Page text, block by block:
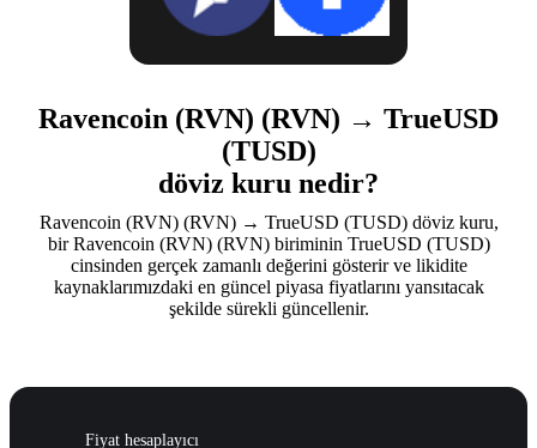
Ravencoin (RVN) (RVN) → TrueUSD
(TUSD)
döviz kuru nedir?
Ravencoin (RVN) (RVN) → TrueUSD (TUSD) döviz kuru,
bir Ravencoin (RVN) (RVN) biriminin TrueUSD (TUSD)
cinsinden gerçek zamanlı değerini gösterir ve likidite
kaynaklarımızdaki en güncel piyasa fiyatlarını yansıtacak
şekilde sürekli güncellenir.
Fiyat hesaplayıcı